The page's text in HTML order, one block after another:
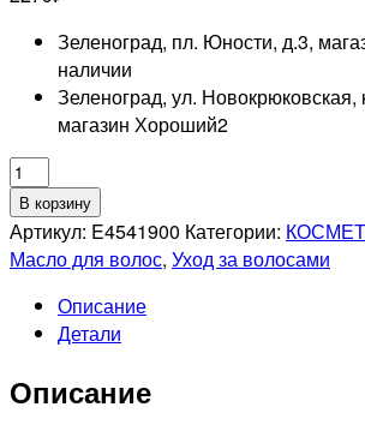
Зеленоград, пл. Юности, д.3,
наличии
Зеленоград, ул. Новокрюковская,
магазин Хороший2
Количество
товара
MATRIX
PROFESSIONAL
BUILD-
Масло
В корзину
Артикул: E4541900 Категории:
Масло для волос, Уход за волосами
Описание
Детали
Описание